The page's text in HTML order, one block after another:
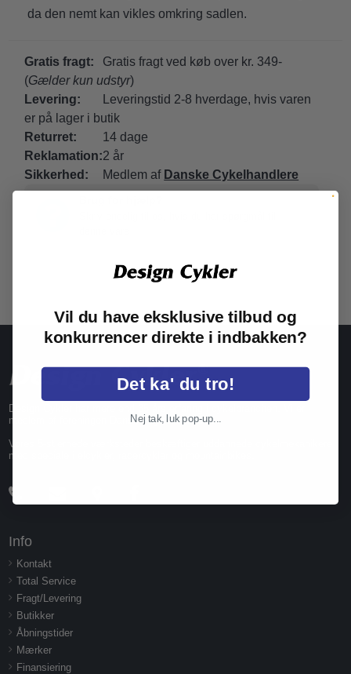
da den nemt kan vikles omkring sadlen.
Gratis fragt:
Gratis fragt ved køb over kr. 349-
(Gælder kun udstyr)
Levering:
Leveringstid 2-8 hverdage, hvis varen
er på lager i butik
Returret:
14 dage
Reklamation:2 år
Sikkerhed:
Medlem af Danske Cykelhandlere
Design Cykler har mere end 35 års erfaring i cykelbranchen. Vi er
medlem af foreningen Danske Cykelhandlere.
Vores 5-stjernede værksteder beskæftiger uddannede cykelmekanikere
med speciale i elcykler, racercykler og mountainbikes.
Info
Kontakt
Total Service
Fragt/Levering
Butikker
Åbningstider
Mærker
Finansiering
Vil du have eksklusive tilbud og
konkurrencer direkte i indbakken?
Det ka' du tro!
Nej tak, luk pop-up...